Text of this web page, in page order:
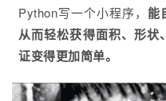
Python写一个小程序， 能
从而轻松获得面积、形状
证变得更加简单。